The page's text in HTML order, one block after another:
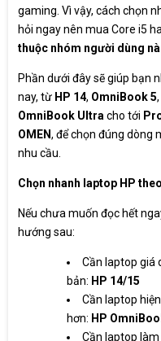
gaming. Vì vậy, cách chọn
hỏi ngay nên mua Core i5
thuộc nhóm người dùng
Phần dưới đây sẽ giúp bạn
nay, từ HP 14, OmniBook 5,
OmniBook Ultra cho tới
OMEN, để chọn đúng dòng
nhu cầu.
Chọn nhanh laptop HP
Nếu chưa muốn đọc hết
hướng sau:
Cần laptop giá
bản: HP 14/15
Cần laptop
hơn: HP
Cần laptop